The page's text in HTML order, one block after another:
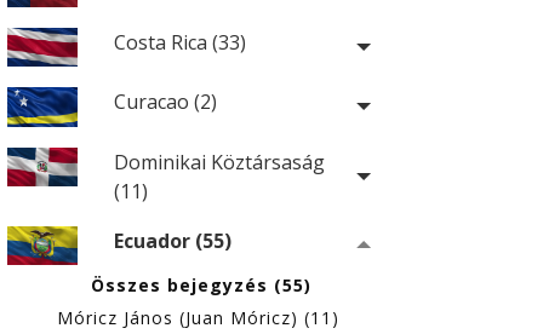
Costa Rica (33)
Curacao (2)
Dominikai Köztársaság
(11)
Ecuador (55)
Összes bejegyzés (55)
Móricz János (Juan Móricz) (11)